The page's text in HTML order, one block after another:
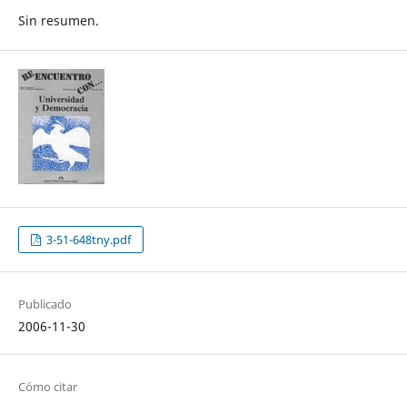
Sin resumen.
3-51-648tny.pdf
Publicado
2006-11-30
Cómo citar